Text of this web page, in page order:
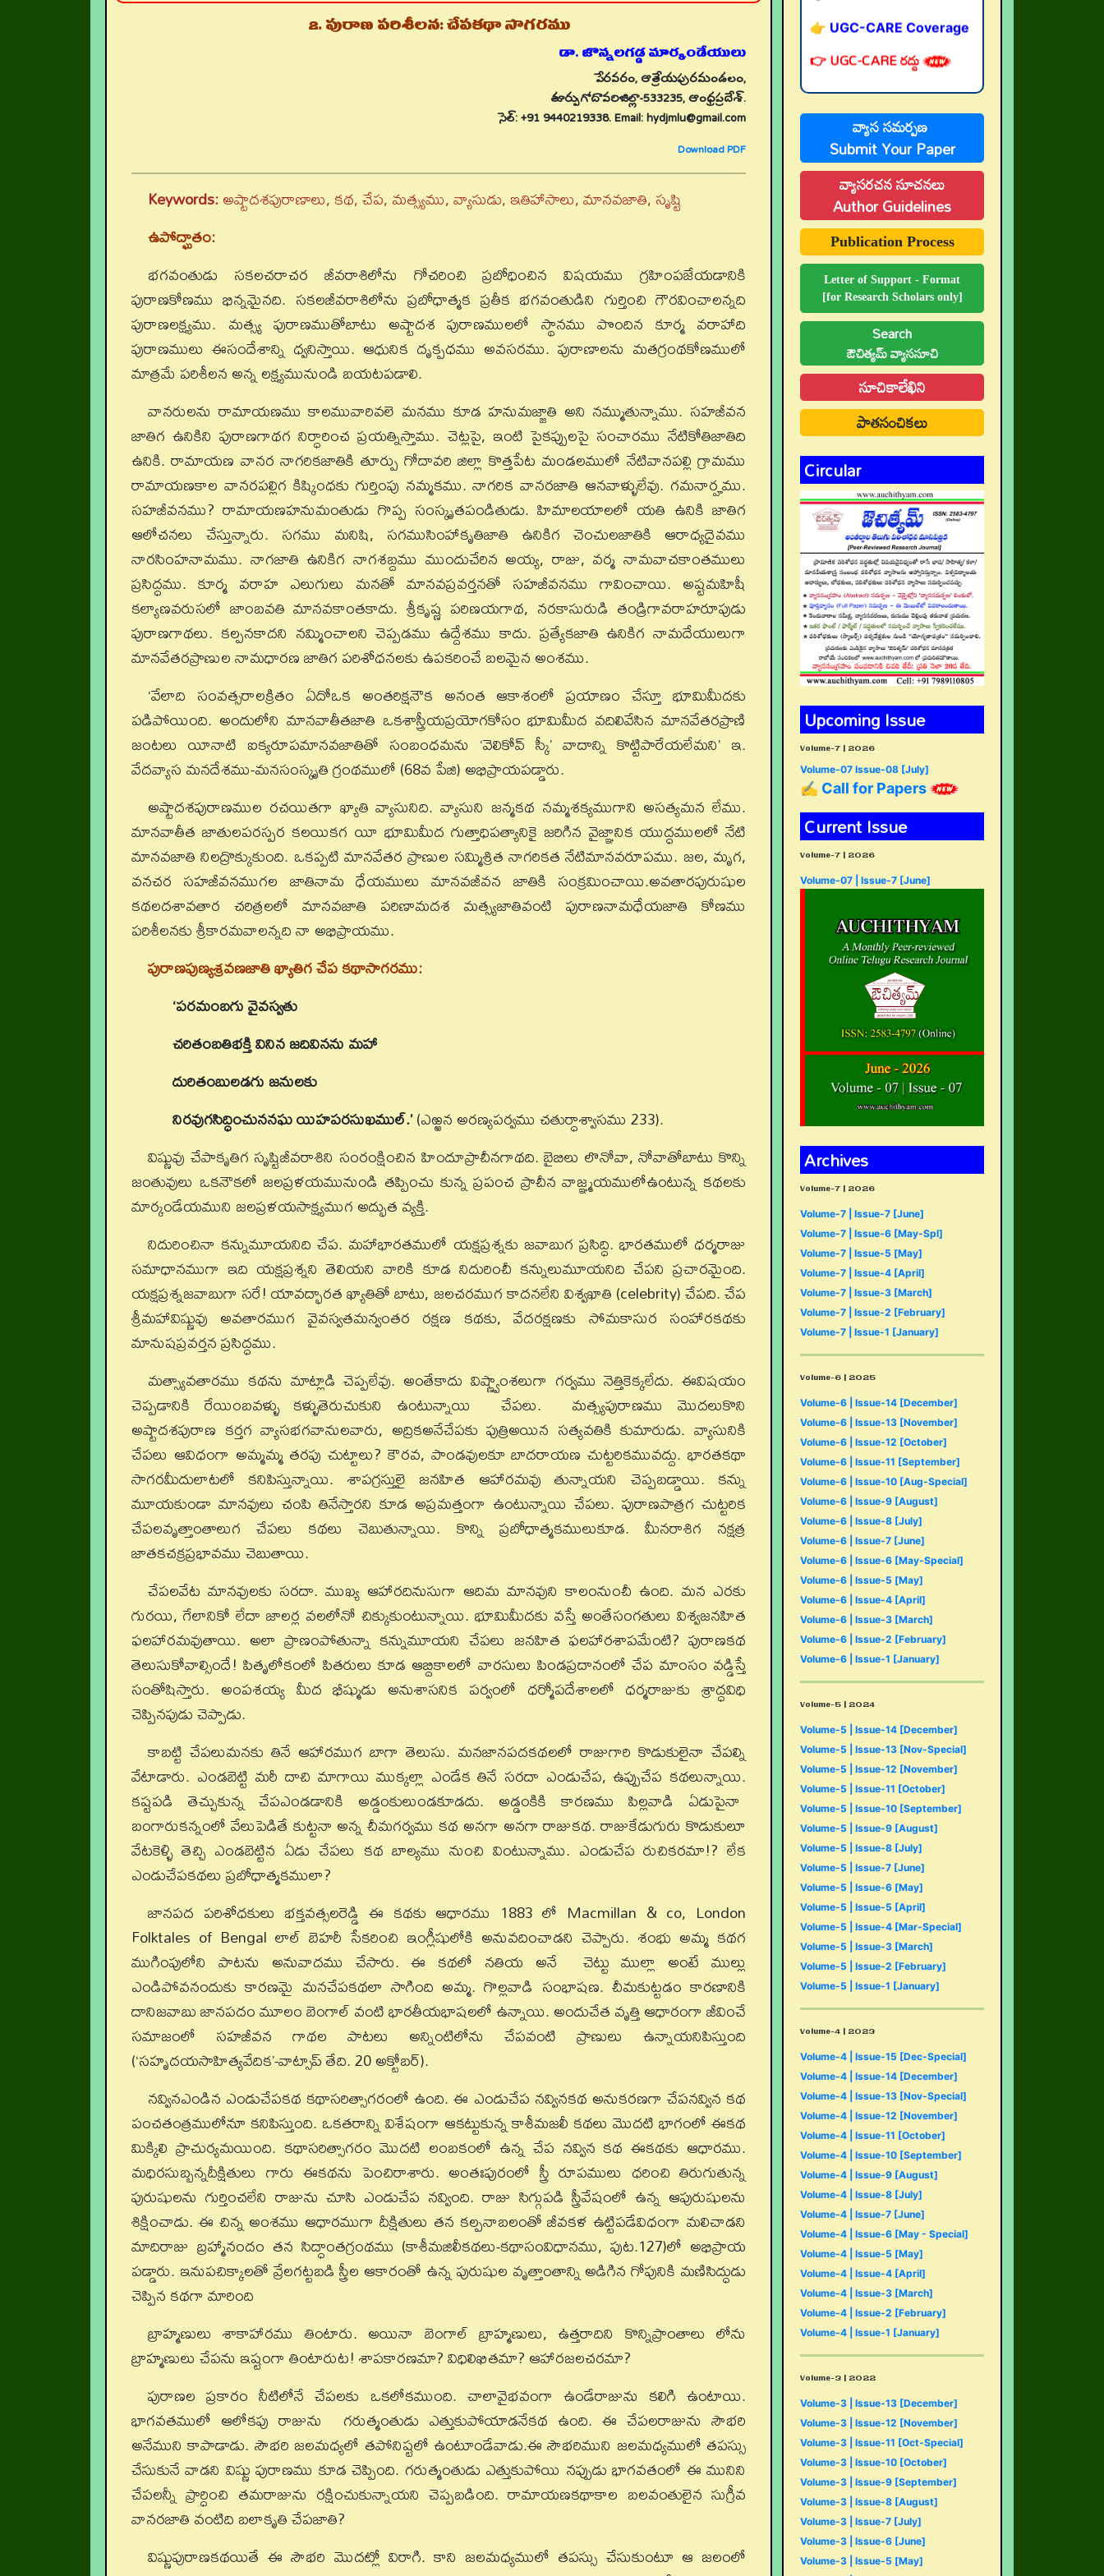
2. పురాణ పరిశీలన: చేపకథా సాగరము
డా. జొన్నలగడ్డ మార్కండేయులు‌
పేరవరం, ఆత్రేయపురమండలం,
తూర్పుగోదావరిజిల్లా-533235, ఆంధ్రప్రదేశ్.
సెల్: +91 9440219338. Email: hydjmlu@gmail.com
Download PDF
Keywords:అష్టాదశపురాణాలు, కథ, చేప, మత్స్యము, వ్యాసుడు, ఇతిహాసాలు, మానవజాతి, సృష్టి
ఉపోద్ఘాతం:
భగవంతుడు సకలచరాచర జీవరాశిలోను గోచరించి ప్రబోధించిన విషయము గ్రహింపజేయడానికి
పురాణకోణము భిన్నమైనది. సకలజీవరాశిలోను ప్రబోధాత్మక ప్రతీక భగవంతుడిని గుర్తించి గౌరవించాలన్నది
పురాణలక్ష్యము. మత్స్య పురాణముతోబాటు అష్టాదశ పురాణములలో స్థానము పొందిన కూర్మ వరాహాది
పురాణములు ఈసందేశాన్ని ధ్వనిస్తాయి. ఆధునిక దృక్పధము అవసరము. పురాణాలను మతగ్రంథకోణములో
మాత్రమే పరిశీలన అన్న లక్ష్యమునుండి బయటపడాలి.
వానరులను రామాయణము కాలమువారివలె మనము కూడ హనుమజ్జాతి అని నమ్ముతున్నాము. సహజీవన
జాతిగ ఉనికిని పురాణగాథగ నిర్ధారించ ప్రయత్నిస్తాము. చెట్లపై, ఇంటి పైకప్పులపై సంచారము నేటికోతిజాతిది
ఉనికి. రామాయణ వానర నాగరికజాతికి తూర్పు గోదావరి జిల్లా కొత్తపేట మండలములో నేటివానపల్లి గ్రామము
రామాయణకాల వానరపల్లిగ కిష్కింధకు గుర్తింపు నమ్మకము. నాగరిక వానరజాతి ఆనవాళ్ళులేవు. గమనార్హము.
సహజీవనము? రామాయణహనుమంతుడు గొప్ప సంస్కృతపండితుడు. హిమాలయాలలో యతి ఉనికి జాతిగ
ఆలోచనలు చేస్తున్నారు. సగము మనిషి, సగముసింహాకృతిజాతి ఉనికిగ చెంచులజాతికి ఆరాధ్యదైవము
నారసింహనామము. నాగజాతి ఉనికిగ నాగశబ్దము ముందుచేరిన అయ్య, రాజు, వర్మ నామవాచకాంతములు
ప్రసిద్ధము. కూర్మ వరాహ ఎలుగులు మనతో మానవప్రవర్తనతో సహజీవనము గావించాయి. అష్టమహిషీ
కల్యాణవరుసలో జాంబవతి మానవకాంతకాదు. శ్రీకృష్ణ పరిణయగాథ, నరకాసురుడి తండ్రిగావరాహరూపుడు
పురాణగాథలు. కల్పనకాదని నమ్మించాలని చెప్పడము ఉద్దేశము కాదు. ప్రత్యేకజాతి ఉనికిగ నామదేయులుగా
మానవేతరప్రాణుల నామధారణ జాతిగ పరిశోధనలకు ఉపకరించే బలమైన అంశము.
‘వేలాది సంవత్సరాలక్రితం ఏదోఒక అంతరిక్షనౌక అనంత ఆకాశంలో ప్రయాణం చేస్తూ భూమిమీదకు
పడిపోయింది. అందులోని మానవాతీతజాతి ఒకశాస్త్రీయప్రయోగకోసం భూమిమీద వదిలివేసిన మానవేతరప్రాణి
జంటలు యీనాటి ఐక్యరూపమానవజాతితో సంబంధమను ‘వెలికోవ్ స్కీ’ వాదాన్ని కొట్టిపారేయలేమని’ ఇ.
వేదవ్యాస మనదేశము-మనసంస్కృతి గ్రంథములో (68వ పేజి) అభిప్రాయపడ్డారు.
అష్టాదశపురాణముల రచయితగా ఖ్యాతి వ్యాసునిది. వ్యాసుని జన్మకథ నమ్మశక్యముగాని అసత్యమన లేము.
మానవాతీత జాతులపరస్పర కలయికగ యీ భూమిమీద గుత్తాధిపత్యానికై జరిగిన వైజ్ఞానిక యుద్ధములలో నేటి
మానవజాతి నిలద్రొక్కుకుంది. ఒకప్పటి మానవేతర ప్రాణుల సమ్మిశ్రిత నాగరికత నేటిమానవరూపము. జల, మృగ,
వనచర సహజీవనముగల జాతినామ ధేయములు మానవజీవన జాతికి సంక్రమించాయి.అవతారపురుషుల
కథలదశావతార చరిత్రలలో మానవజాతి పరిణామదశ మత్స్యజాతివంటి పురాణనామధేయజాతి కోణము
పరిశీలనకు శ్రీకారమవాలన్నది నా అభిప్రాయము.
పురాణపుణ్యశ్రవణజాతి ఖ్యాతిగ చేప కథాసాగరము:
‘పరమంబగు వైవస్వతు
చరితంబతిభక్తి వినిన జదివినను మహా
దురితంబులడగు జనులకు
నిరవుగసిద్ధించుననఘ యిహపరసుఖముల్.’(ఎఱ్ఱన అరణ్యపర్వము చతుర్ధాశ్వాసము 233).
విష్ణువు చేపాకృతిగ సృష్టిజీవరాశిని సంరంక్షించిన హిందూప్రాచీనగాథది. బైబిలు లొనోవా, నోవాతోబాటు కొన్ని
జంతువులు ఒకనౌకలో జలప్రళయమునుండి తప్పించు కున్న ప్రపంచ ప్రాచీన వాజ్ఞ్మయములోఉంటున్న కథలకు
మార్కండేయముని జలప్రళయసాక్ష్యముగ అద్భుత వ్యక్తి.
నిదురించినా కన్నుమూయనిది చేప. మహాభారతములో యక్షప్రశ్నకు జవాబుగ ప్రసిద్ధి. భారతములో ధర్మరాజు
సమాధానముగా ఇది యక్షప్రశ్నని తెలియని వారికి కూడ నిదురించీ కన్నులుమూయనిది చేపని ప్రచారమైంది.
యక్షప్రశ్నజవాబుగా సరే! యావద్భారత ఖ్యాతితో బాటు, జలచరముగ కాదనలేని విశ్వఖాతి (celebrity) చేపది. చేప
శ్రీమహావిష్ణువు అవతారముగ వైవస్వతమన్వంతర రక్షణ కథకు, వేదరక్షణకు సోమకాసుర సంహారకథకు
మానుషప్రవర్తన ప్రసిద్ధము.
మత్స్యావతారము కథను మాట్లాడి చెప్పలేవు. అంతేకాదు విష్ణ్వాంశలుగా గర్వము నెత్తికెక్కలేదు. ఈవిషయం
చెప్పడానికి రేయింబవళ్ళు కళ్ళుతెరుచుకుని ఉంటున్నాయి చేపలు. మత్స్యపురాణము మొదలుకొని
అష్టాదశపురాణ కర్తగ వ్యాసభగవానులవారు, అద్రికఅనేచేపకు పుత్రిఅయిన సత్యవతికి కుమారుడు. వ్యాసునికి
చేపలు ఆవిధంగా అమ్మమ్మ తరపు చుట్టాలు? కౌరవ, పాండవులకూ బాదరాయణ చుట్టరికమువద్దు. భారతకథా
సాగరమీదులాటలో కనిపిస్తున్నాయి. శాపగ్రస్తులై జనహిత ఆహారమవు తున్నాయని చెప్పబడ్డాయి. కన్ను
మూయకుండా మానవులు చంపి తినేస్తారని కూడ అప్రమత్తంగా ఉంటున్నాయి చేపలు. పురాణపాత్రగ చుట్టరిక
చేపలవృత్తాంతాలుగ చేపలు కథలు చెబుతున్నాయి. కొన్ని ప్రబోధాత్మకములుకూడ. మీనరాశిగ నక్షత్ర
జాతకచక్రప్రభావము చెబుతాయి.
చేపలవేట మానవులకు సరదా. ముఖ్య ఆహారదినుసుగా ఆదిమ మానవుని కాలంనుంచీ ఉంది. మన ఎరకు
గురయి, గేలానికో లేదా జాలర్ల వలలోనో చిక్కుకుంటున్నాయి. భూమిమీదకు వస్తే అంతేసంగతులు విశ్వజనహిత
ఫలహారమవుతాయి. అలా ప్రాణంపోతున్నా కన్నుమూయని చేపలు జనహిత ఫలహారశాపమేంటి? పురాణకథ
తెలుసుకోవాల్సిందే! పితృలోకంలో పితరులు కూడ ఆబ్దికాలలో వారసులు పిండప్రదానంలో చేప మాంసం వడ్డిస్తే
సంతోషిస్తారు. అంపశయ్య మీద భీష్ముడు అనుశాసనిక పర్వంలో ధర్మోపదేశాలలో ధర్మరాజుకు శ్రాద్ధవిధి
చెప్పినపుడు చెప్పాడు.
కాబట్టి చేపలుమనకు తినే ఆహారముగ బాగా తెలుసు. మనజానపదకథలలో రాజుగారి కొడుకులైనా చేపల్ని
వేటాడారు. ఎండబెట్టి మరీ దాచి మాగాయి ముక్కల్లా ఎండేక తినే సరదా ఎండుచేప, ఉప్పుచేప కథలున్నాయి.
కష్టపడి తెచ్చుకున్న చేపఎండడానికి అడ్డంకులుండకూడదు. అడ్డంకికి కారణము పిల్లవాడి ఏడుపైనా
బంగారుకన్నంలో వేలుపెడితే కుట్టనా అన్న చీమగర్వము కథ అనగా అనగా రాజుకథ. రాజుకేడుగురు కొడుకులూ
వేటకెళ్ళి తెచ్చి ఎండబెట్టిన ఏడు చేపలు కథ బాల్యము నుంచి వింటున్నాము. ఎండుచేప రుచికరమా!? లేక
ఎండుచేపకథలు ప్రబోధాత్మకములా?
జానపద పరిశోధకులు భక్తవత్సలరెడ్డి ఈ కథకు ఆధారము 1883 లో Macmillan & co, London
Folktales of Bengal లాల్ బెహరీ సేకరించి ఇంగ్లీషులోకి అనువదించాడని చెప్పారు. శంభు అమ్మ కథగ
ముగింపులోని పాటను అనువాదము చేసారు. ఈ కథలో నతియ అనే చెట్టు ముల్లా అంటే ముల్లు
ఎండిపోవనందుకు కారణమై మనచేపకథలా సాగింది అమ్మ. గొల్లవాడి సంభాషణ. చీమకుట్టడం కారణానికి
దానిజవాబు జానపదం మూలం బెంగాల్ వంటి భారతీయభాషలలో ఉన్నాయి. అందుచేత వృత్తి ఆధారంగా జీవించే
సమాజంలో సహజీవన గాథల పాటలు అన్నింటిలోను చేపవంటి ప్రాణులు ఉన్నాయనిపిస్తుంది
(‘సహృదయసాహిత్యవేదిక’-వాట్సాప్ తేది. 20 అక్టోబర్).
నవ్వినఎండిన ఎండుచేపకథ కథాసరిత్సాగరంలో ఉంది. ఈ ఎండుచేప నవ్వినకథ అనుకరణగా చేపనవ్విన కథ
పంచతంత్రములోనూ కనిపిస్తుంది. ఒకతరాన్ని విశేషంగా ఆకట్టుకున్న కాశీమజలీ కథలు మొదటి భాగంలో ఈకథ
మిక్కిలి ప్రాచుర్యమయింది. కథాసరిత్సాగరం మొదటి లంబకంలో ఉన్న చేప నవ్విన కథ ఈకథకు ఆధారము.
మధిరసుబ్బన్నదీక్షితులు గారు ఈకథను పెంచిరాశారు. అంతఃపురంలో స్త్రీ రూపములు ధరించి తిరుగుతున్న
పురుషులను గుర్తించలేని రాజును చూసి ఎండుచేప నవ్వింది. రాజు సిగ్గుపడి స్త్రీవేషంలో ఉన్న ఆపురుషులను
శిక్షించాడు. ఈ చిన్న అంశము ఆధారముగా దీక్షితులు తన కల్పనాబలంతో జీవకళ ఉట్టిపడేవిధంగా మలిచాడని
మాదిరాజు బ్రహ్మానందం తన సిద్ధాంతగ్రంథము (కాశీమజిలీకథలు-కథాసంవిధానము, పుట.127)లో అభిప్రాయ
పడ్డారు. ఇనుపచిక్కాలతో వ్రేలగట్టబడి స్త్రీల ఆకారంతో ఉన్న పురుషుల వృత్తాంతాన్ని అడిగిన గోపునికి మణిసిద్ధుడు
చెప్పిన కథగా మారింది
బ్రాహ్మణులు శాకాహారము తింటారు. అయినా బెంగాల్ బ్రాహ్మణులు, ఉత్తరాదిని కొన్నిప్రాంతాలు లోను
బ్రాహ్మణులు చేపను ఇష్టంగా తింటారుట! శాపకారణమా? విధిలిఖితమా? ఆహారజలచరమా?
పురాణల ప్రకారం నీటిలోనే చేపలకు ఒకలోకముంది. చాలావైభవంగా ఉండేరాజును కలిగి ఉంటాయి.
భాగవతములో ఆలోకపు రాజును గరుత్మంతుడు ఎత్తుకుపోయాడనేకథ ఉంది. ఈ చేపలరాజును సౌభరి
అనేముని కాపాడాడు. సౌభరి జలమధ్యలో తపోనిష్టలో ఉంటూండేవాడు.ఈ సౌభరిముని జలమధ్యములో తపస్సు
చేసుకునే వాడని విష్ణు పురాణము కూడ చెప్పింది. గరుత్మంతుడు ఎత్తుకుపోయి నప్పుడు భాగవతంలో ఈ మునిని
చేపలన్నీ ప్రార్ధించి తమరాజును రక్షించుకున్నాయని చెప్పబడింది. రామాయణకథాకాల బలవంతులైన సుగ్రీవ
వానరజాతి వంటిది బలాకృతి చేపజాతి?
విష్ణుపురాణకథయితే ఈ సౌభరి మొదట్లో విరాగి. కాని జలమధ్యములో తపస్సు చేసుకుంటూ ఆ జలంలో
👉 UGC-CARE రద్దు
వ్యాస సమర్పణ
Submit Your Paper
వ్యాసరచన సూచనలు
Author Guidelines
Publication Process
Letter of Support - Format
[for Research Scholars only]
Search
ఔచిత్యమ్ వ్యాససూచి
సూచికాలేఖిని
పాతసంచికలు
Circular
Upcoming Issue
Volume-7 | 2026
Volume-07 Issue-08 [July]
✍ Call for Papers
Current Issue
Volume-7 | 2026
Volume-07 | Issue-7 [June]
Archives
Volume-7 | 2026
Volume-7 | Issue-7 [June]
Volume-7 | Issue-6 [May-Spl]
Volume-7 | Issue-5 [May]
Volume-7 | Issue-4 [April]
Volume-7 | Issue-3 [March]
Volume-7 | Issue-2 [February]
Volume-7 | Issue-1 [January]
Volume-6 | 2025
Volume-6 | Issue-14 [December]
Volume-6 | Issue-13 [November]
Volume-6 | Issue-12 [October]
Volume-6 | Issue-11 [September]
Volume-6 | Issue-10 [Aug-Special]
Volume-6 | Issue-9 [August]
Volume-6 | Issue-8 [July]
Volume-6 | Issue-7 [June]
Volume-6 | Issue-6 [May-Special]
Volume-6 | Issue-5 [May]
Volume-6 | Issue-4 [April]
Volume-6 | Issue-3 [March]
Volume-6 | Issue-2 [February]
Volume-6 | Issue-1 [January]
Volume-5 | 2024
Volume-5 | Issue-14 [December]
Volume-5 | Issue-13 [Nov-Special]
Volume-5 | Issue-12 [November]
Volume-5 | Issue-11 [October]
Volume-5 | Issue-10 [September]
Volume-5 | Issue-9 [August]
Volume-5 | Issue-8 [July]
Volume-5 | Issue-7 [June]
Volume-5 | Issue-6 [May]
Volume-5 | Issue-5 [April]
Volume-5 | Issue-4 [Mar-Special]
Volume-5 | Issue-3 [March]
Volume-5 | Issue-2 [February]
Volume-5 | Issue-1 [January]
Volume-4 | 2023
Volume-4 | Issue-15 [Dec-Special]
Volume-4 | Issue-14 [December]
Volume-4 | Issue-13 [Nov-Special]
Volume-4 | Issue-12 [November]
Volume-4 | Issue-11 [October]
Volume-4 | Issue-10 [September]
Volume-4 | Issue-9 [August]
Volume-4 | Issue-8 [July]
Volume-4 | Issue-7 [June]
Volume-4 | Issue-6 [May - Special]
Volume-4 | Issue-5 [May]
Volume-4 | Issue-4 [April]
Volume-4 | Issue-3 [March]
Volume-4 | Issue-2 [February]
Volume-4 | Issue-1 [January]
Volume-3 | 2022
Volume-3 | Issue-13 [December]
Volume-3 | Issue-12 [November]
Volume-3 | Issue-11 [Oct-Special]
Volume-3 | Issue-10 [October]
Volume-3 | Issue-9 [September]
Volume-3 | Issue-8 [August]
Volume-3 | Issue-7 [July]
Volume-3 | Issue-6 [June]
Volume-3 | Issue-5 [May]